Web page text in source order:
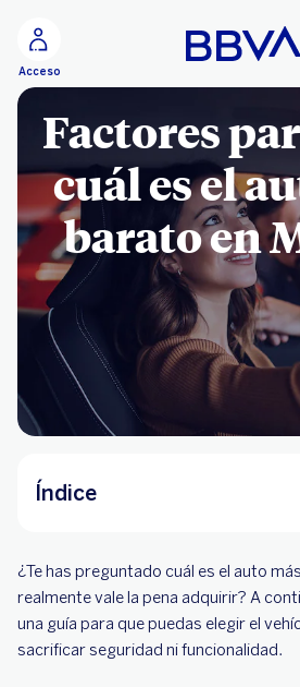
Acceso
Factores
cuál es el
barato en
Índice
Factores que determinan
barato en México
Pasos para encontrar el auto
¿Te has preguntado cuál es el auto
realmente vale la pena adquirir? A
una guía para que puedas elegir el
sacrificar seguridad ni funcionalidad.